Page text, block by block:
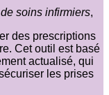
soins infirmiers,
des prescriptions
Cet outil est basé
actualisé, qui
les prises